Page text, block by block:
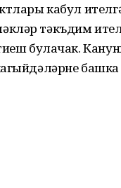
кабул
тәкъдим
булачак.